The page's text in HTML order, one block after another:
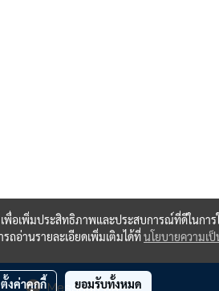
Message Us
เพื่อเพิ่มประสิทธิภาพและประสบการณ์ที่ดีในการ
ถอ่านรายละเอียดเพิ่มเติมได้ที่นโยบายความเ
ตั้งค่าคุกกี้ ยอมรับทั้งหมด